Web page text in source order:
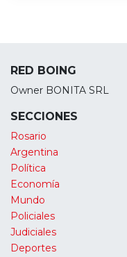
RED BOING
Owner BONITA SRL
SECCIONES
Rosario
Argentina
Política
Economía
Mundo
Policiales
Judiciales
Deportes